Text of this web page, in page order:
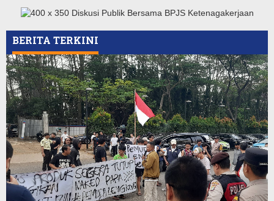
BERITA TERKINI